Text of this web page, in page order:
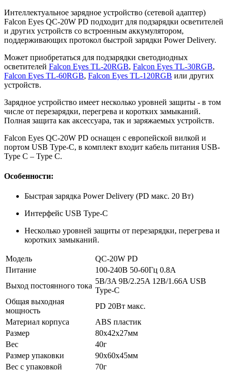
Интеллектуальное зарядное устройство (сетевой адаптер)
Falcon Eyes QC-20W PD подходит для подзарядки осветителей
и других устройств со встроенным аккумулятором,
поддерживающих протокол быстрой зарядки Power Delivery.
Может приобретаться для подзарядки светодиодных
осветителей Falcon Eyes TL-20RGB, Falcon Eyes TL-30RGB,
Falcon Eyes TL-60RGB, Falcon Eyes TL-120RGB или других
устройств.
Зарядное устройство имеет несколько уровней защиты - в том
числе от перезарядки, перегрева и коротких замыканий.
Полная защита как аксессуара, так и заряжаемых устройств.
Falcon Eyes QC-20W PD оснащен с европейской вилкой и
портом USB Type-C, в комплект входит кабель питания USB-
Type C – Type C.
Особенности:
Быстрая зарядка Power Delivery (PD макс. 20 Вт)
Интерфейс USB Type-C
Несколько уровней защиты от перезарядки, перегрева и
коротких замыканий.
Модель
QC-20W PD
Питание
100-240В 50-60Гц 0.8A
Выход постоянного тока
5В/3A 9В/2.25A 12В/1.66A USB
Type-C
Общая выходная
мощность
PD 20Вт макс.
Материал корпуса
ABS пластик
Размер
80х42х27мм
Вес
40г
Размер упаковки
90х60х45мм
Вес с упаковкой
70г